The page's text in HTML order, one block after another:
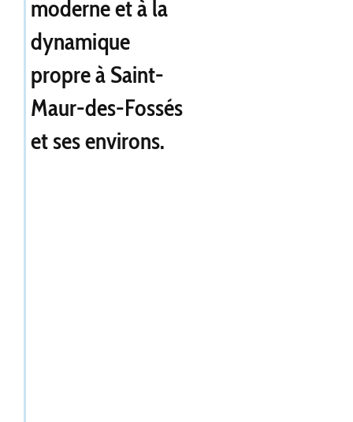
moderne et à la
dynamique
propre à Saint-
Maur-des-Fossés
et ses environs.